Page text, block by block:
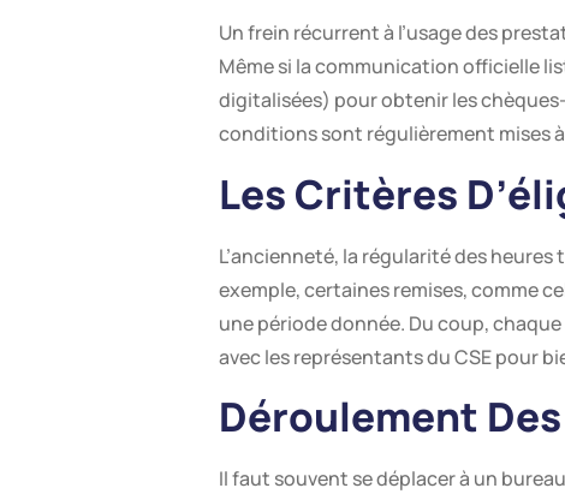
Un frein récurrent à l’usage des
Même si la communication officielle
digitalisées) pour obtenir les
conditions sont régulièrement mises
Les Critères
L’ancienneté, la régularité des
exemple, certaines remises, comme
une période donnée. Du coup,
avec les représentants du CSE pour
Déroulement
Il faut souvent se déplacer à un